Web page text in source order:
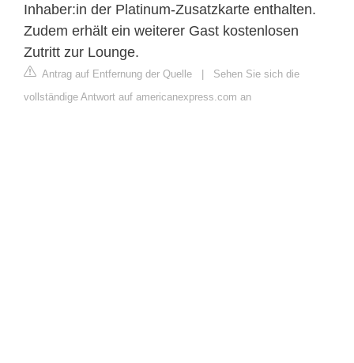
Inhaber:in der Platinum-Zusatzkarte enthalten.
Zudem erhält ein weiterer Gast kostenlosen
Zutritt zur Lounge.
Antrag auf Entfernung der Quelle | Sehen Sie sich die
vollständige Antwort auf americanexpress.com an